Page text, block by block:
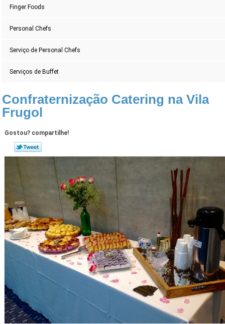
Finger Foods
Personal Chefs
Serviço de Personal Chefs
Serviços de Buffet
Confraternização Catering na Vila
Frugol
Gostou? compartilhe!